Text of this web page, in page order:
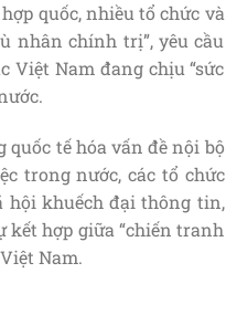
quốc, nhiều tổ chức và
nhân chính trị”, yêu cầu
Việt Nam đang chịu “sức
quốc tế hóa vấn đề nội bộ
trong nước, các tổ chức
hội khuếch đại thông tin,
kết hợp giữa “chiến tranh
Nam.